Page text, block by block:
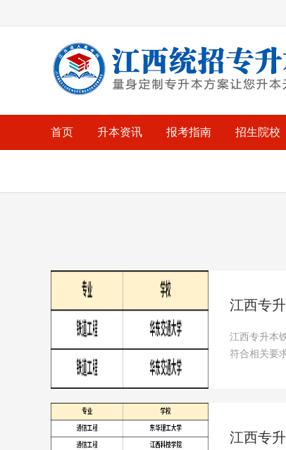
首页 升本资讯 报考指南 招生院校
江西专
江西专升本
符合相关要
江西专